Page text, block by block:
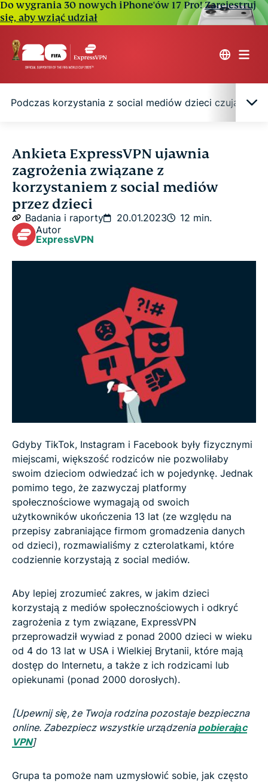
Do wygrania 30 nowych iPhone'ów 17 Pro!Zarejestruj
się, aby wziąć udział
Podczas korzystania z social mediów dzieci czują, że
Niektóre 4-latki spędzają 21 minut dziennie na
przeglądaniu social mediów
5 potencjalnych korzyści z mediów
społecznościowych dla dzieci
Największe zagrożenia czyhające na dzieci w
Internecie
Podczas korzystania z social mediów dzieci czują,
Rodzice, szkoły i rówieśnicy uczą dzieci, jak
zachować bezpieczeństwo w sieci
Jak zapewnić dziecku bezpieczeństwo w sieci?
Oto 5 najważniejszych wskazówek
Podsumowanie
Ankieta ExpressVPN ujawnia
zagrożenia związane z
korzystaniem z social mediów
przez dzieci
Badania i raporty 20.01.2023
12 min.
Autor
ExpressVPN
Gdyby TikTok, Instagram i Facebook były fizycznymi
miejscami, większość rodziców nie pozwoliłaby
swoim dzieciom odwiedzać ich w pojedynkę. Jednak
pomimo tego, że zazwyczaj platformy
społecznościowe wymagają od swoich
użytkowników ukończenia 13 lat (ze względu na
przepisy zabraniające firmom gromadzenia danych
od dzieci), rozmawialiśmy z czterolatkami, które
codziennie korzystają z social mediów.
Aby lepiej zrozumieć zakres, w jakim dzieci
korzystają z mediów społecznościowych i odkryć
zagrożenia z tym związane, ExpressVPN
przeprowadził wywiad z ponad 2000 dzieci w wieku
od 4 do 13 lat w USA i Wielkiej Brytanii, które mają
dostęp do Internetu, a także z ich rodzicami lub
opiekunami (ponad 2000 dorosłych).
[Upewnij się, że Twoja rodzina pozostaje bezpieczna
online. Zabezpiecz wszystkie urządzenia pobierając
VPN]
Grupa ta pomoże nam uzmysłowić sobie, jak często